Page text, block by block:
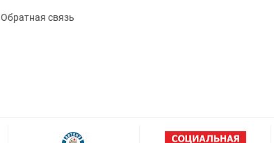
Обратная связь